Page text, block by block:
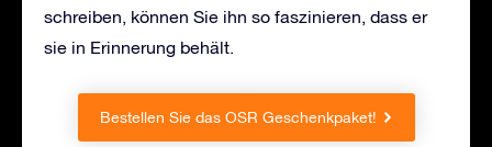
schreiben, können Sie ihn so faszinieren, dass er
sie in Erinnerung behält.
Bestellen Sie das OSR Geschenkpaket!